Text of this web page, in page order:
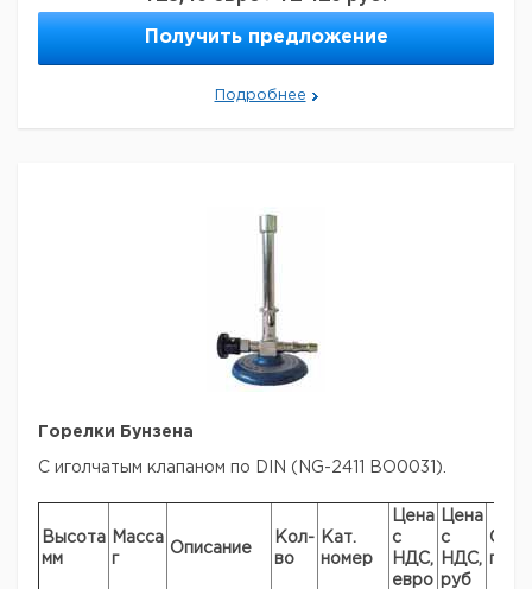
155 315
природного
газа
1 9018318
155 315 1 9018319
Прошу обратить внимание на то, что минимальный
Получить предложение
Подробнее
Горелки Бунзена
С иголчатым клапаном по DIN (NG-2411 BO0031).
Высота
мм
Масса
г
Описание
Кол-
во
Кат.
номер
Цена
с
НДС,
евро
Цена
с
НДС,
руб
Срок